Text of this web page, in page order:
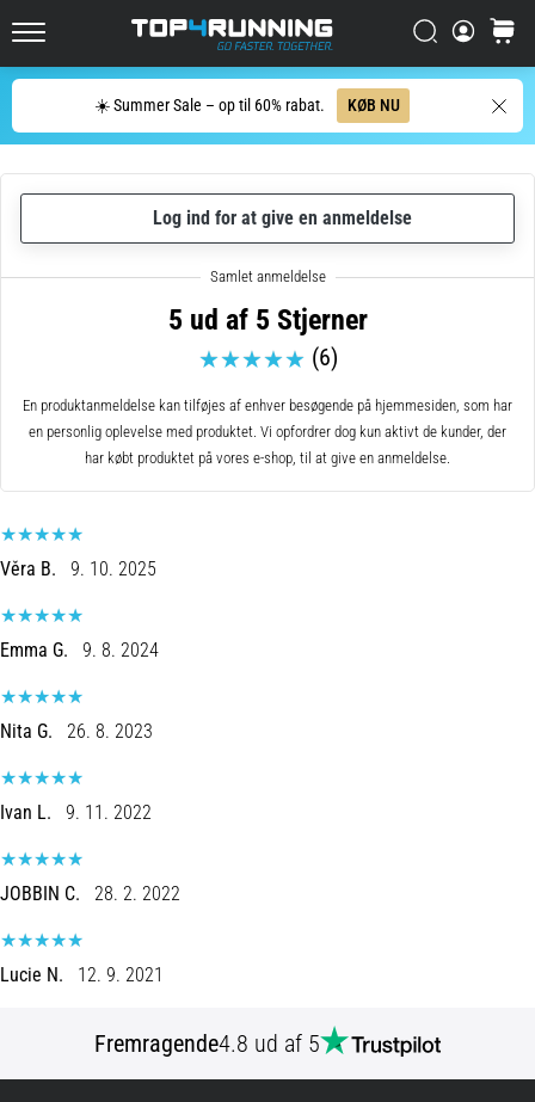
☀️ Summer Sale – op til 60% rabat. KØB NU
Søgkurv
men
det
er
hele
Hvilke
hvilke…
7 min. Læsning
Shuttlerun
Hvad
er
og
hvordan
de?
I
praksis
shuttle
testen
hurtighed,
og
retningsskift.
korrekt,
Log ind for at give en anmeldelse
5 ud af 5 Stjerner
(6)
En produktanmeldelse kan tilføjes af enhver besøgende på hjemmesiden, som har
en personlig oplevelse med produktet. Vi opfordrer dog kun aktivt de kunder, der
har købt produktet på vores e-shop, til at give en anmeldelse.
Věra B. 9. 10. 2025
Emma G. 9. 8. 2024
Nita G. 26. 8. 2023
Ivan L. 9. 11. 2022
JOBBIN C. 28. 2. 2022
Lucie N. 12. 9. 2021
Fremragende4.8 ud af 5